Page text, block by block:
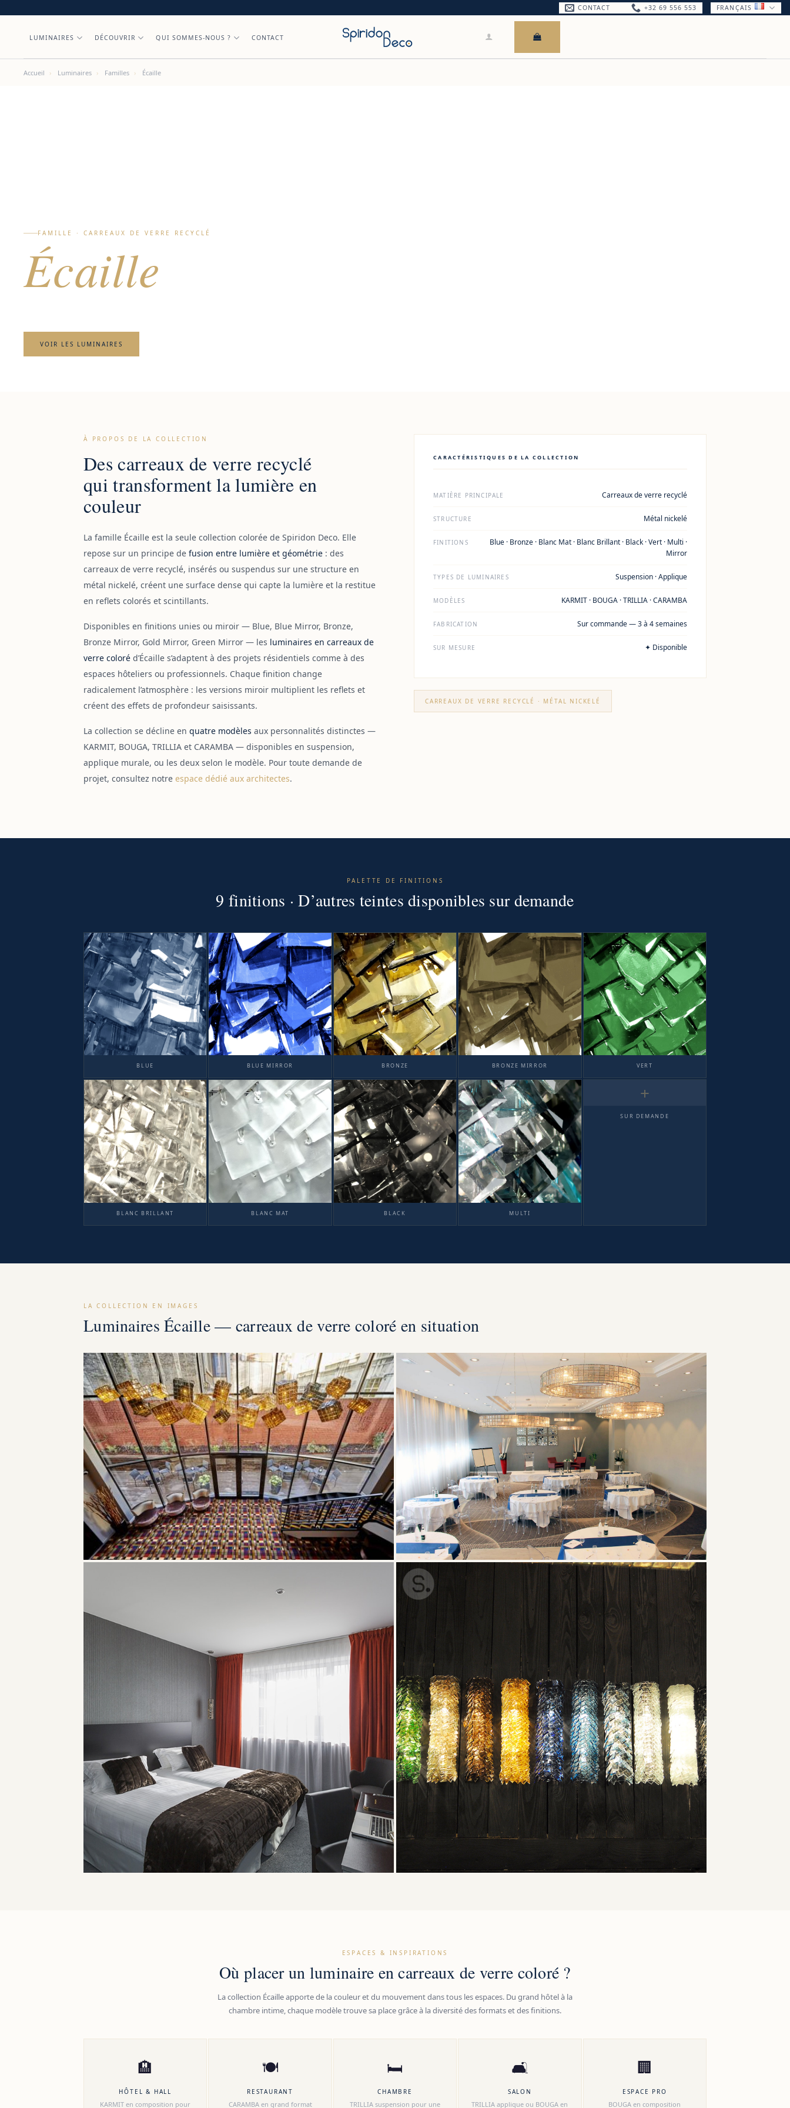
content
CONTACT +32 69 556 553 FRANÇAIS
LUMINAIRES DÉCOUVRIR QUI SOMMES-NOUS ? CONTACT
Accueil › Luminaires › Familles › Écaille
FAMILLE · CARREAUX DE VERRE RECYCLÉ
Écaille
VOIR LES LUMINAIRES
À PROPOS DE LA COLLECTION
Des carreaux de verre recyclé
qui transforment la lumière en
couleur
La famille Écaille est la seule collection colorée de Spiridon Deco. Elle
repose sur un principe de fusion entre lumière et géométrie : des
carreaux de verre recyclé, insérés ou suspendus sur une structure en
métal nickelé, créent une surface dense qui capte la lumière et la restitue
en reflets colorés et scintillants.
Disponibles en finitions unies ou miroir — Blue, Blue Mirror, Bronze,
Bronze Mirror, Gold Mirror, Green Mirror — les luminaires en carreaux de
verre coloré d’Écaille s’adaptent à des projets résidentiels comme à des
espaces hôteliers ou professionnels. Chaque finition change
radicalement l’atmosphère : les versions miroir multiplient les reflets et
créent des effets de profondeur saisissants.
La collection se décline en quatre modèles aux personnalités distinctes —
KARMIT, BOUGA, TRILLIA et CARAMBA — disponibles en suspension,
applique murale, ou les deux selon le modèle. Pour toute demande de
projet, consultez notre espace dédié aux architectes.
CARACTÉRISTIQUES DE LA COLLECTION
MATIÈRE PRINCIPALE Carreaux de verre recyclé
STRUCTURE Métal nickelé
FINITIONS
Blue · Bronze · Blanc Mat · Blanc Brillant · Black · Vert · Multi ·
Mirror
TYPES DE LUMINAIRES Suspension · Applique
MODÈLES KARMIT · BOUGA · TRILLIA · CARAMBA
FABRICATION Sur commande — 3 à 4 semaines
SUR MESURE ✦ Disponible
CARREAUX DE VERRE RECYCLÉ · MÉTAL NICKELÉ
PALETTE DE FINITIONS
9 finitions · D’autres teintes disponibles sur demande
BLUE BLUE MIRROR BRONZE BRONZE MIRROR VERT
BLANC BRILLANT BLANC MAT BLACK MULTI
+
SUR DEMANDE
LA COLLECTION EN IMAGES
Luminaires Écaille — carreaux de verre coloré en situation
ESPACES & INSPIRATIONS
Où placer un luminaire en carreaux de verre coloré ?
La collection Écaille apporte de la couleur et du mouvement dans tous les espaces. Du grand hôtel à la
chambre intime, chaque modèle trouve sa place grâce à la diversité des formats et des finitions.
🏨
HÔTEL & HALL
KARMIT en composition pour
🍽
RESTAURANT
CARAMBA en grand format
🛏
CHAMBRE
TRILLIA suspension pour une
🛋
SALON
TRILLIA applique ou BOUGA en
🏢
ESPACE PRO
BOUGA en composition